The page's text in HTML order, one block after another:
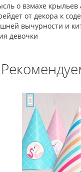
о взмахе
от декора к
вычурности и
девочки